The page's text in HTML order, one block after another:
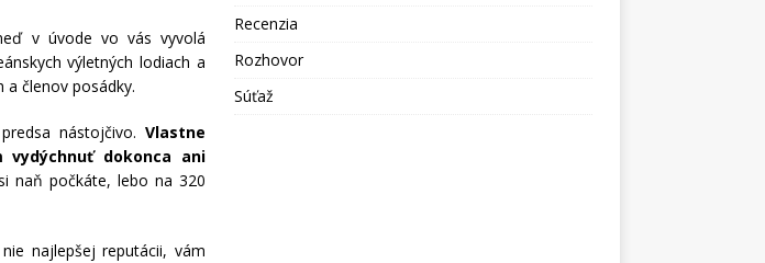
v úvode vo vás vyvolá
výletných lodiach a
členov posádky.
nástojčivo.Vlastne
dokonca ani
naň počkáte, lebo na 320
najlepšej reputácii, vám
Recenzia
Rozhovor
Súťaž